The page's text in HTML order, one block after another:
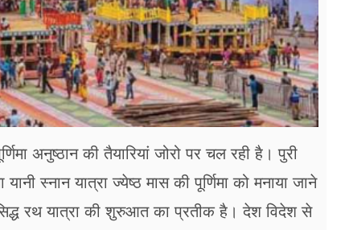
अनुष्ठान की तैयारियां जोरो पर चल रही है। पुरी
स्नान यात्रा ज्येष्ठ मास की पूर्णिमा को मनाया जाने
रथ यात्रा की शुरुआत का प्रतीक है। देश विदेश से